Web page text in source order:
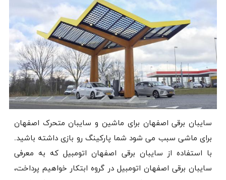
سایبان برقی اصفهان برای ماشین و سایبان متحرک اصفهان
برای ماشی سبب می شود شما پارکینگ رو بازی داشته باشید.
با استفاده از سایبان برقی اصفهان اتومبیل که به معرفی
سایبان برقی اصفهان اتومبیل در گروه ابتکار خواهیم پرداخت،